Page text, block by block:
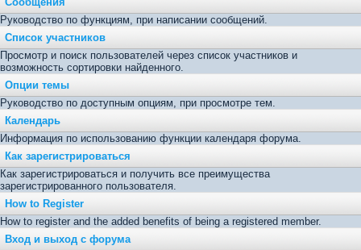
Руководство по функциям, при написании сообщений.
Список участников
Просмотр и поиск пользователей через список участников и
возможность сортировки найденного.
Опции темы
Руководство по доступным опциям, при просмотре тем.
Календарь
Информация по использованию функции календаря форума.
Как зарегистрироваться
Как зарегистрироваться и получить все преимущества
зарегистрированного пользователя.
How to Register
How to register and the added benefits of being a registered member.
Вход и выход с форума